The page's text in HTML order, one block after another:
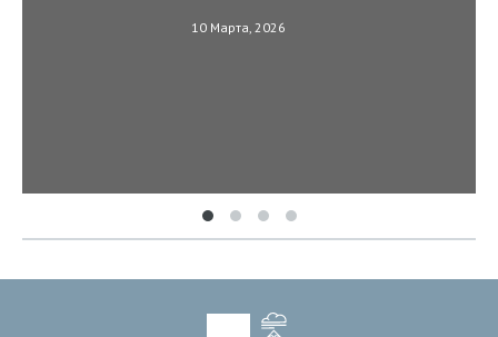
10 Марта, 2026